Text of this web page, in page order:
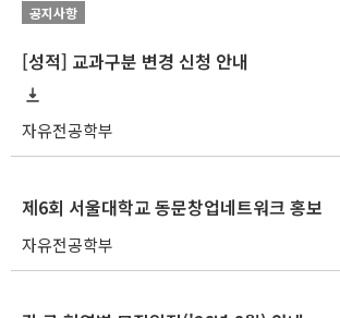
공지사항
[성적] 교과구분 변경 신청 안내
자유전공학부
제6회 서울대학교 동문창업네트워크 홍보
자유전공학부